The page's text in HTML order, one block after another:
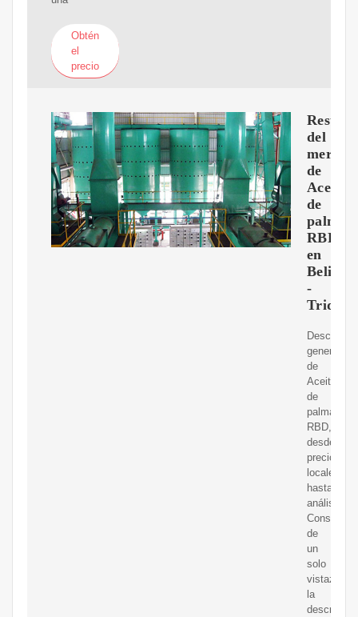
Obtén
el
precio
del
de
Aceite
de
palma
RBD
en
Belice
-
Tridge
general
de
Aceite
de
palma
RBD,
desde
precios
locales
hasta
análisis.
Consulte
de
un
solo
vistazo
la